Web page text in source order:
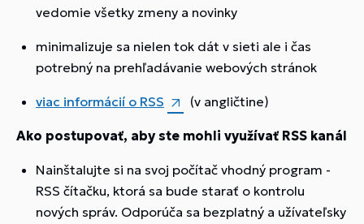
vedomie všetky zmeny a novinky
minimalizuje sa nielen tok dát v sieti ale i čas
potrebný na prehľadávanie webových stránok
viac informácií o RSS (v angličtine)
Ako postupovať, aby ste mohli využívať RSS kanál
Nainštalujte si na svoj počítač vhodný program -
RSS čítačku, ktorá sa bude starať o kontrolu
nových správ. Odporúča sa bezplatný a užívateľsky